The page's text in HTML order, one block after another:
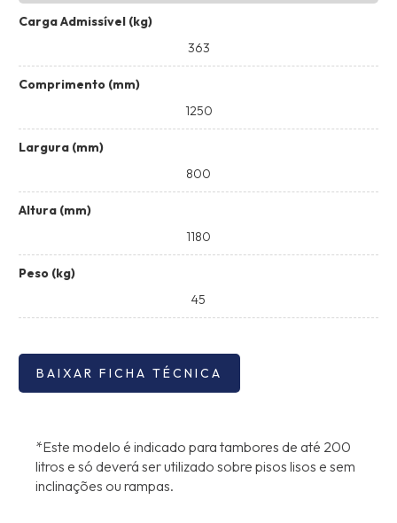
Carga Admissível (kg)
363
Comprimento (mm)
1250
Largura (mm)
800
Altura (mm)
1180
Peso (kg)
45
BAIXAR FICHA TÉCNICA
*Este modelo é indicado para tambores de até 200
litros e só deverá ser utilizado sobre pisos lisos e sem
inclinações ou rampas.